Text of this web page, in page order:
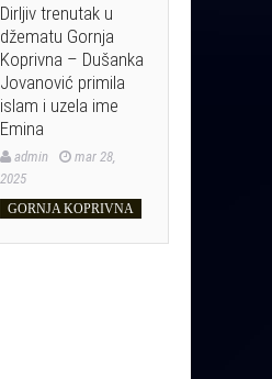
Dirljiv trenutak u
džematu Gornja
Koprivna – Dušanka
Jovanović primila
islam i uzela ime
Emina
admin
mar 28,
2025
GORNJA KOPRIVNA